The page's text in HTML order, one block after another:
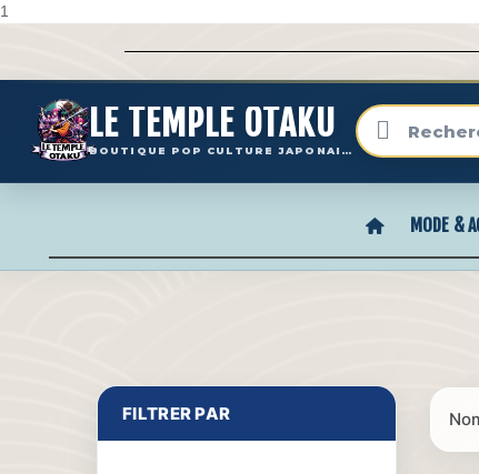
1
LE TEMPLE OTAKU
BOUTIQUE POP CULTURE JAPONAISE
MODE &
FILTRER PAR